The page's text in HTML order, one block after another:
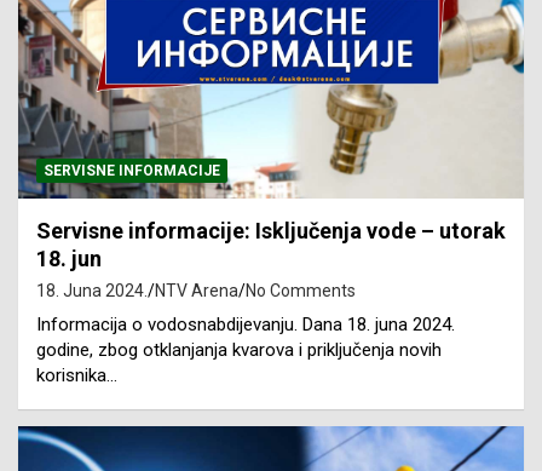
SERVISNE INFORMACIJE
Servisne informacije: Isključenja vode – utorak
18. jun
18. Juna 2024. NTV Arena No Comments
Informacija o vodosnabdijevanju. Dana 18. juna 2024.
godine, zbog otklanjanja kvarova i priključenja novih
korisnika…